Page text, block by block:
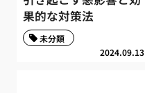
果的な対策法
2024.09.13
未分類